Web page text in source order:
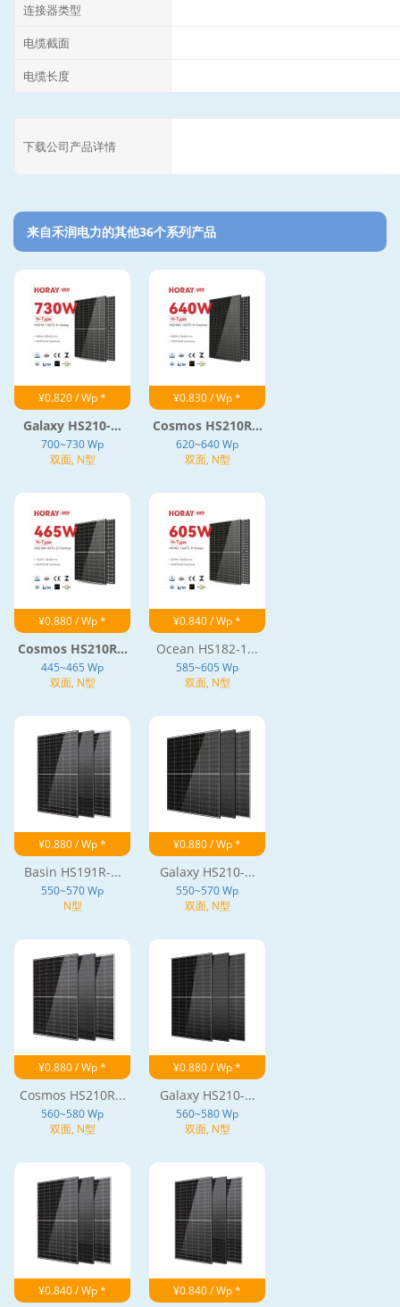
连接器类型
电缆截面
电缆长度
下载公司产品详情
来自禾润电力的其他36个系列产品‎
¥0.820 / Wp *
Galaxy HS210-...
700~730 Wp
双面, N型
¥0.830 / Wp *
Cosmos HS210R...
620~640 Wp
双面, N型
¥0.880 / Wp *
Cosmos HS210R...
445~465 Wp
双面, N型
¥0.840 / Wp *
Ocean HS182-1...
585~605 Wp
双面, N型
¥0.880 / Wp *
Basin HS191R-...
550~570 Wp
N型
¥0.880 / Wp *
Galaxy HS210-...
550~570 Wp
双面, N型
¥0.880 / Wp *
Cosmos HS210R...
560~580 Wp
双面, N型
¥0.880 / Wp *
Galaxy HS210-...
560~580 Wp
双面, N型
¥0.840 / Wp * ¥0.840 / Wp *